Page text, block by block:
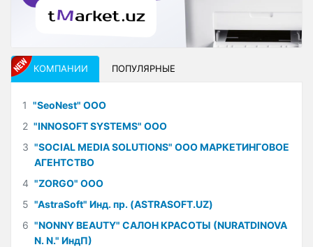
КОМПАНИИ ПОПУЛЯРНЫЕ
1 "SeoNest" ООО
2 "INNOSOFT SYSTEMS" ООО
3 "SOCIAL MEDIA SOLUTIONS" ООО МАРКЕТИНГОВОЕ
АГЕНТСТВО
4 "ZORGO" ООО
5 "AstraSoft" Инд. пр. (ASTRASOFT.UZ)
6 "NONNY BEAUTY" САЛОН КРАСОТЫ (NURATDINOVA
N. N." ИндП)